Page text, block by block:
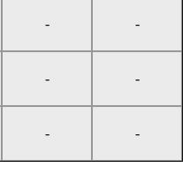
- -
- -
- -